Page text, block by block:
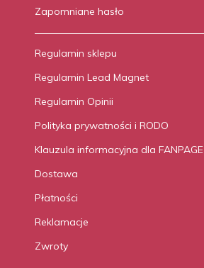
Zapomniane hasło
Regulamin sklepu
Regulamin Lead Magnet
Regulamin Opinii
Polityka prywatności i RODO
Klauzula informacyjna dla FANPAGE
Dostawa
Płatności
Reklamacje
Zwroty